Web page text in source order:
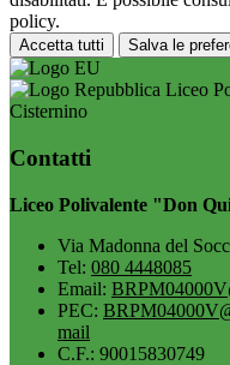
policy.
Accetta tutti Salva le
Liceo
Cisternino
Contatti
Liceo Polivalente "Don
Via Madonna del
Tel: 080 4448085
Email:
PEC:
mail
C.F.: 90015830749